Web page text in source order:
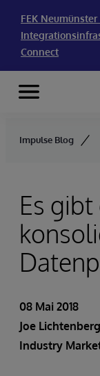
FEK
Connect
Skip to content
Menu
Impulse Blog
Es
08 Mai 2018
Joe Lichtenberg
Industry